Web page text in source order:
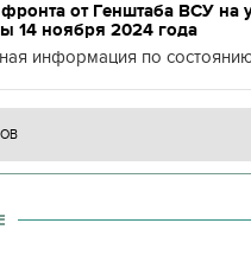
от Генштаба ВСУ на
14 ноября 2024 года
информация по